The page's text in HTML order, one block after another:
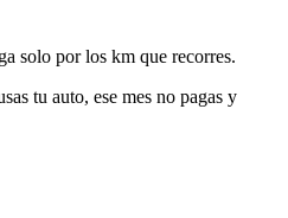
solo por los km que recorres.
tu auto, ese mes no pagas y